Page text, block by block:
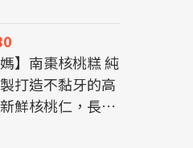
】南棗核桃糕 純
打造不黏牙的高
鮮核桃仁，長輩